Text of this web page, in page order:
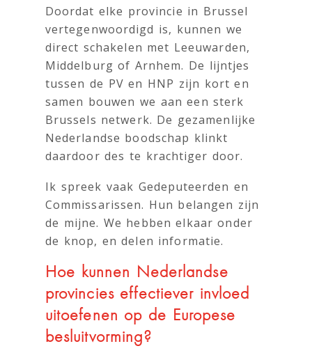
Doordat elke provincie in Brussel
vertegenwoordigd is, kunnen we
direct schakelen met Leeuwarden,
Middelburg of Arnhem. De lijntjes
tussen de PV en HNP zijn kort en
samen bouwen we aan een sterk
Brussels netwerk. De gezamenlijke
Nederlandse boodschap klinkt
daardoor des te krachtiger door.
Ik spreek vaak Gedeputeerden en
Commissarissen. Hun belangen zijn
de mijne. We hebben elkaar onder
de knop, en delen informatie.
Hoe kunnen Nederlandse
provincies effectiever invloed
uitoefenen op de Europese
besluitvorming?